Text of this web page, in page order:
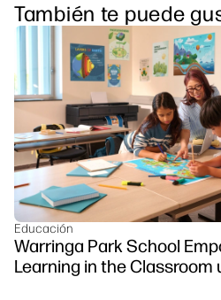
También te puede
Educación
Warringa Park School
Learning in the Classroom